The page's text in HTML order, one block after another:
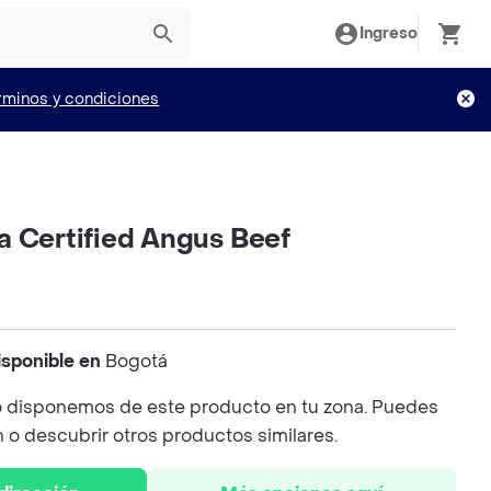
Ingreso
y condiciones
Certified Angus Beef
en Bogotá
disponemos de este producto en tu zona. Puedes
o descubrir otros productos similares.